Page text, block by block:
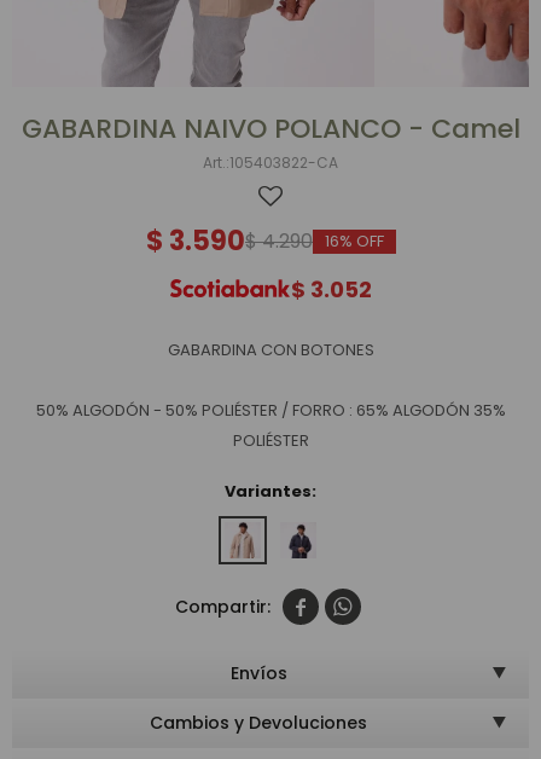
GABARDINA NAIVO POLANCO - Camel
105403822-CA
$ 3.590$4.290 16
$ 3.052
GABARDINA CON BOTONES
50% ALGODÓN - 50% POLIÉSTER / FORRO : 65% ALGODÓN 35%
POLIÉSTER
Variantes:
 
Envíos
Cambios y Devoluciones